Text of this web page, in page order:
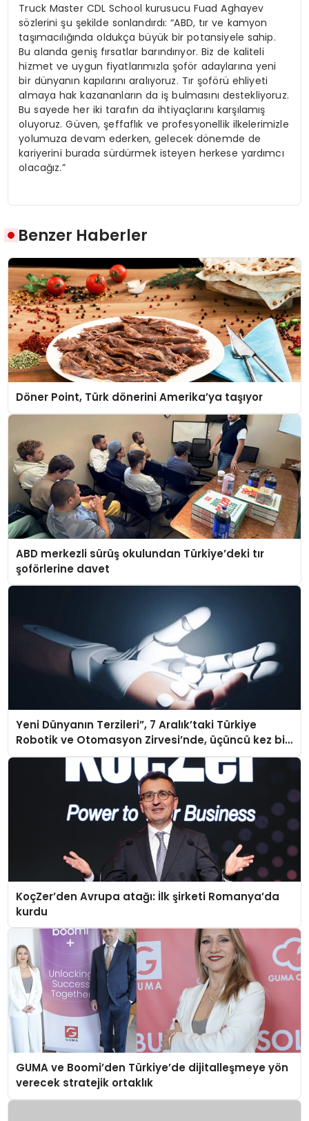
Truck Master CDL School kurusucu Fuad Aghayev
sözlerini şu şekilde sonlandırdı: “ABD, tır ve kamyon
taşımacılığında oldukça büyük bir potansiyele sahip.
Bu alanda geniş fırsatlar barındırıyor. Biz de kaliteli
hizmet ve uygun fiyatlarımızla şoför adaylarına yeni
bir dünyanın kapılarını aralıyoruz. Tır şoförü ehliyeti
almaya hak kazananların da iş bulmasını destekliyoruz.
Bu sayede her iki tarafın da ihtiyaçlarını karşılamış
oluyoruz. Güven, şeffaflık ve profesyonellik ilkelerimizle
yolumuza devam ederken, gelecek dönemde de
kariyerini burada sürdürmek isteyen herkese yardımcı
olacağız.”
Benzer Haberler
Döner Point, Türk dönerini Amerika’ya taşıyor
ABD merkezli sürüş okulundan Türkiye’deki tır
şoförlerine davet
Yeni Dünyanın Terzileri”, 7 Aralık’taki Türkiye
Robotik ve Otomasyon Zirvesi’nde, üçüncü kez bir
araya geliyor
KoçZer’den Avrupa atağı: İlk şirketi Romanya’da
kurdu
GUMA ve Boomi’den Türkiye’de dijitalleşmeye yön
verecek stratejik ortaklık